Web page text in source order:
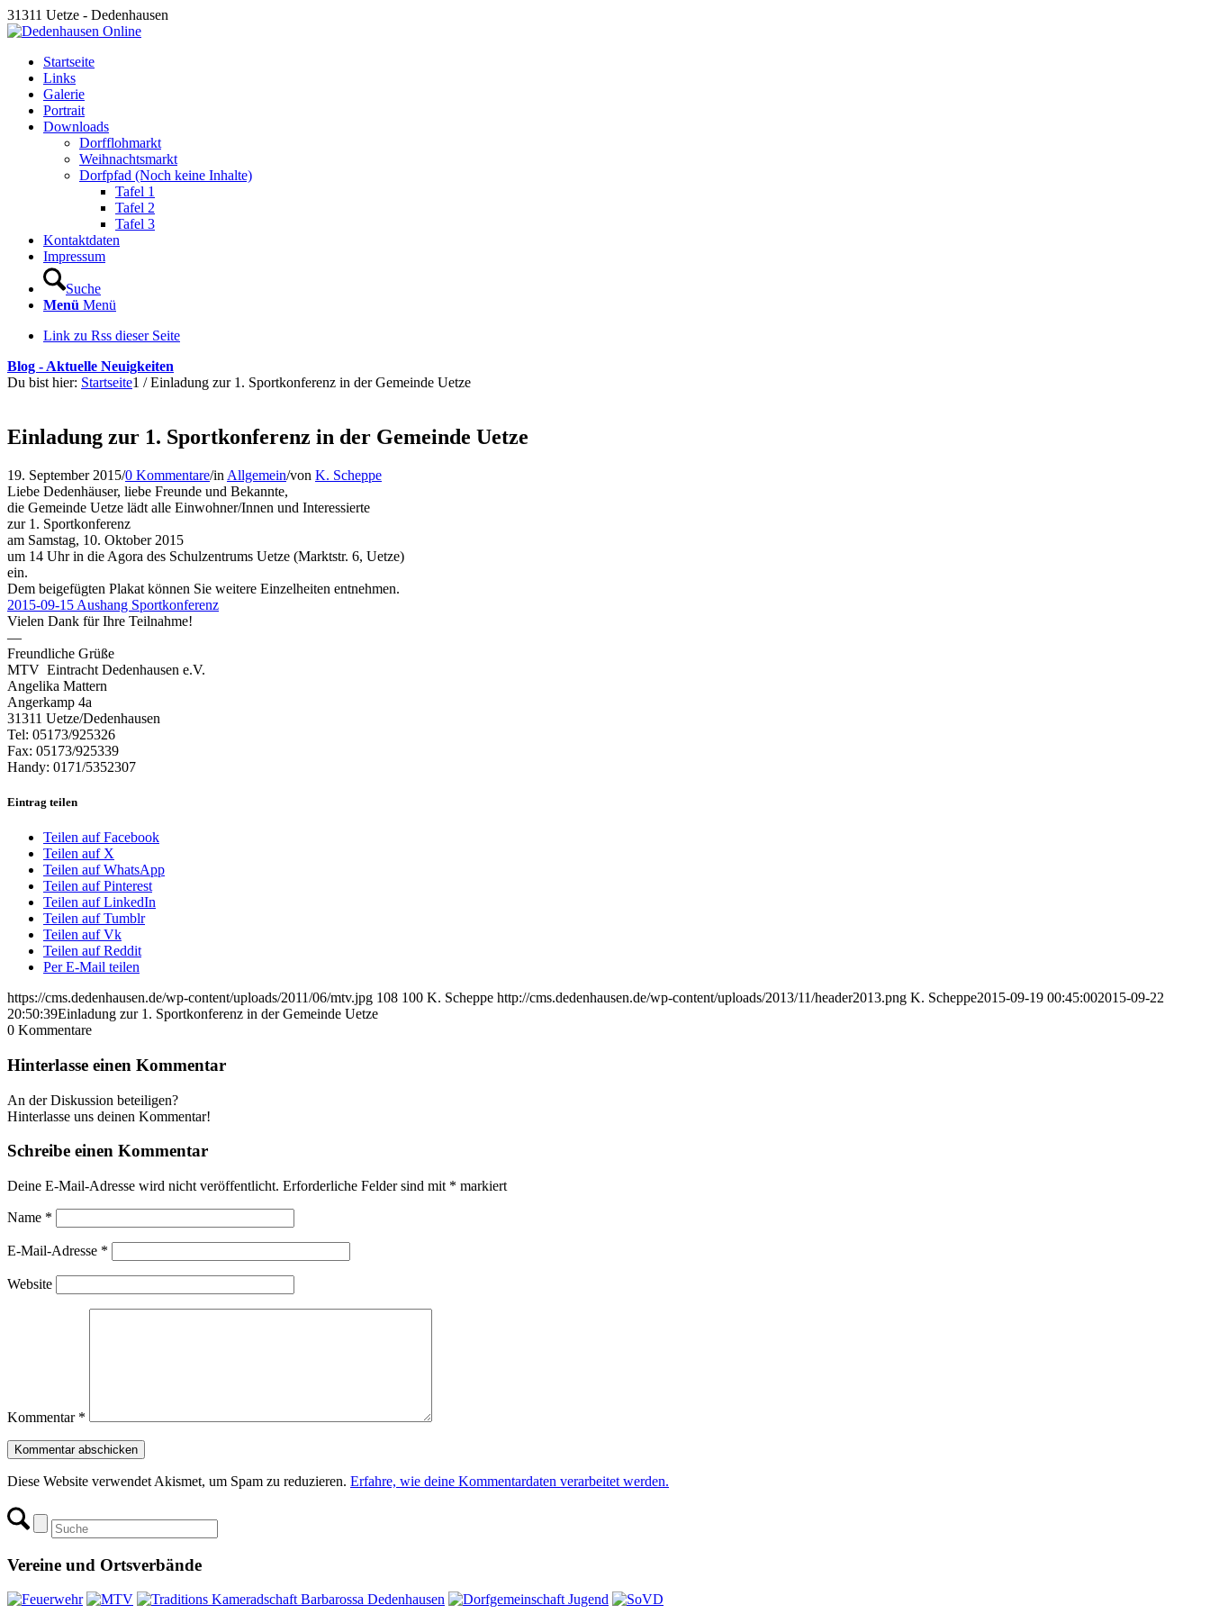
31311 Uetze - Dedenhausen
Startseite
Links
Galerie
Portrait
Downloads
Dorfflohmarkt
Weihnachtsmarkt
Dorfpfad (Noch keine Inhalte)
Tafel 1
Tafel 2
Tafel 3
Kontaktdaten
Impressum
Suche
Menü Menü
Link zu Rss dieser Seite
Blog - Aktuelle Neuigkeiten
Du bist hier: Startseite1 / Einladung zur 1. Sportkonferenz in der Gemeinde Uetze
Einladung zur 1. Sportkonferenz in der Gemeinde Uetze
19. September 2015/0 Kommentare/in Allgemein/von K. Scheppe
Liebe Dedenhäuser, liebe Freunde und Bekannte,
die Gemeinde Uetze lädt alle Einwohner/Innen und Interessierte
zur 1. Sportkonferenz
am Samstag, 10. Oktober 2015
um 14 Uhr in die Agora des Schulzentrums Uetze (Marktstr. 6, Uetze)
ein.
Dem beigefügten Plakat können Sie weitere Einzelheiten entnehmen.
2015-09-15 Aushang Sportkonferenz
Vielen Dank für Ihre Teilnahme!
—
Freundliche Grüße
MTV Eintracht Dedenhausen e.V.
Angelika Mattern
Angerkamp 4a
31311 Uetze/Dedenhausen
Tel: 05173/925326
Fax: 05173/925339
Handy: 0171/5352307
Eintrag teilen
Teilen auf Facebook
Teilen auf X
Teilen auf WhatsApp
Teilen auf Pinterest
Teilen auf LinkedIn
Teilen auf Tumblr
Teilen auf Vk
Teilen auf Reddit
Per E-Mail teilen
https://cms.dedenhausen.de/wp-content/uploads/2011/06/mtv.jpg 108 100 K. Scheppe http://cms.dedenhausen.de/wp-content/uploads/2013/11/header2013.png K. Scheppe2015-09-19 00:45:002015-09-22
20:50:39Einladung zur 1. Sportkonferenz in der Gemeinde Uetze
0 Kommentare
Hinterlasse einen Kommentar
An der Diskussion beteiligen?
Hinterlasse uns deinen Kommentar!
Schreibe einen Kommentar
Deine E-Mail-Adresse wird nicht veröffentlicht. Erforderliche Felder sind mit * markiert
Name *
E-Mail-Adresse *
Website
Kommentar *
Diese Website verwendet Akismet, um Spam zu reduzieren. Erfahre, wie deine Kommentardaten verarbeitet werden.
Vereine und Ortsverbände